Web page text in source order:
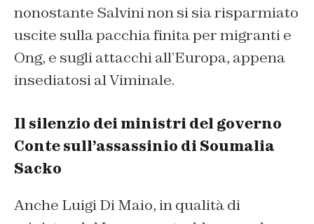
nonostante Salvini non si sia risparmiato
uscite sulla pacchia finita per migranti e
Ong, e sugli attacchi all’Europa, appena
insediatosi al Viminale.
Il silenzio dei ministri del governo
Conte sull’assassinio di Soumalia
Sacko
Anche Luigi Di Maio, in qualità di